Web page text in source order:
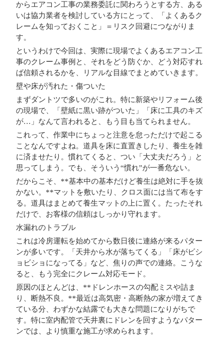
からエアコン工事の業務委託に関わろうとする方、ある
いは協力業者を検討している方にとって、
「よくあるク
レームを知っておくこと」＝リスク回避につながりま
す。
というわけで今回は、実際に現場でよくあるエアコン工
事のクレーム事例と、それをどう防ぐか、どう対応すれ
ば信頼されるかを、リアルな目線でまとめていきます。
壁や床が汚れた・傷ついた
まずダントツで多いのがこれ。特に新築やリフォーム後
の現場で、「壁紙に黒い跡がついた」「床に工具のキズ
が…」なんて言われると、もう目も当てられません。
これって、作業中にちょっと注意を怠っただけで起こる
ことなんですよね。道具を床に直置きしたり、養生を雑
に済ませたり。慣れてくると、つい「大丈夫だろう」と
思ってしまう。でも、そういう“慣れ”が一番危ない。
だからこそ、**基本中の基本だけど養生は絶対に手を抜
かない。**マットを敷いたり、クロス面には当て布をす
る。道具はまとめて養生マットの上に置く。たったそれ
だけで、お客様の信頼はしっかり守れます。
水漏れのトラブル
これは冷房運転を始めてから数日後に連絡が来るパター
ンが多いです。「天井から水が落ちてくる」「床がビシ
ョビショになってる」など、焦りの声での連絡。こうな
ると、もう完全にクレーム対応モード。
原因のほとんどは、**ドレンホースの勾配ミスや詰ま
り、断熱不良。**最近は高気密・高断熱の家が増えてき
ている分、わずかな結露でも大きな問題になりがちで
す。特に室内配管で天井裏にドレンを回すようなパター
ンでは、より慎重な施工が求められます。